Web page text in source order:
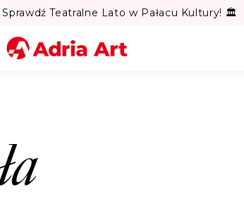
Teatralne Lato w Pałacu Kultury! 🏛️